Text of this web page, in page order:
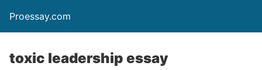
Proessay.com
toxic leadership essay